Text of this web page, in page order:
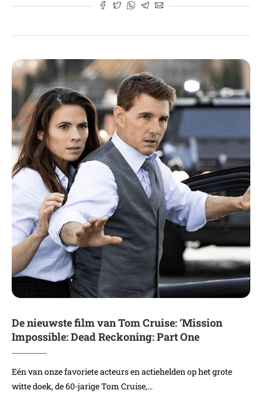
De nieuwste film van Tom Cruise: ‘Mission
Impossible: Dead Reckoning: Part One
Eén van onze favoriete acteurs en actiehelden op het grote
witte doek, de 60-jarige Tom Cruise,…